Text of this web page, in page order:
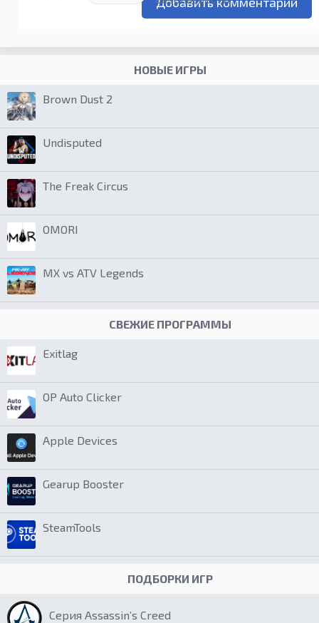
НОВЫЕ ИГРЫ
Brown Dust 2
Undisputed
The Freak Circus
OMORI
MX vs ATV Legends
СВЕЖИЕ ПРОГРАММЫ
Exitlag
OP Auto Clicker
Apple Devices
Gearup Booster
SteamTools
ПОДБОРКИ ИГР
Серия Assassin’s Creed